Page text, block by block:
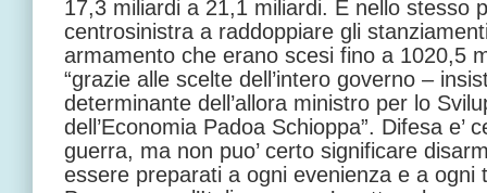
17,3 miliardi a 21,1 miliardi. E nello stesso
centrosinistra a raddoppiare gli
armamento che erano scesi fino a 1020,5
“grazie alle scelte dell’intero governo –
determinante dell’allora ministro per lo
dell’Economia Padoa Schioppa”. Difesa e’
guerra, ma non puo’ certo significare
essere preparati a ogni evenienza e a ogni